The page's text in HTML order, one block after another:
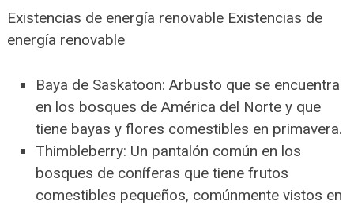
Existencias de energía renovable Existencias de
energía renovable
Baya de Saskatoon: Arbusto que se encuentra
en los bosques de América del Norte y que
tiene bayas y flores comestibles en primavera.
Thimbleberry: Un pantalón común en los
bosques de coníferas que tiene frutos
comestibles pequeños, comúnmente vistos en